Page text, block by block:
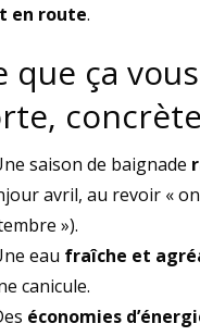
en route.
que ça vous
saison de baignade
avril, au revoir «
»).
eau fraîche et
canicule.
économies